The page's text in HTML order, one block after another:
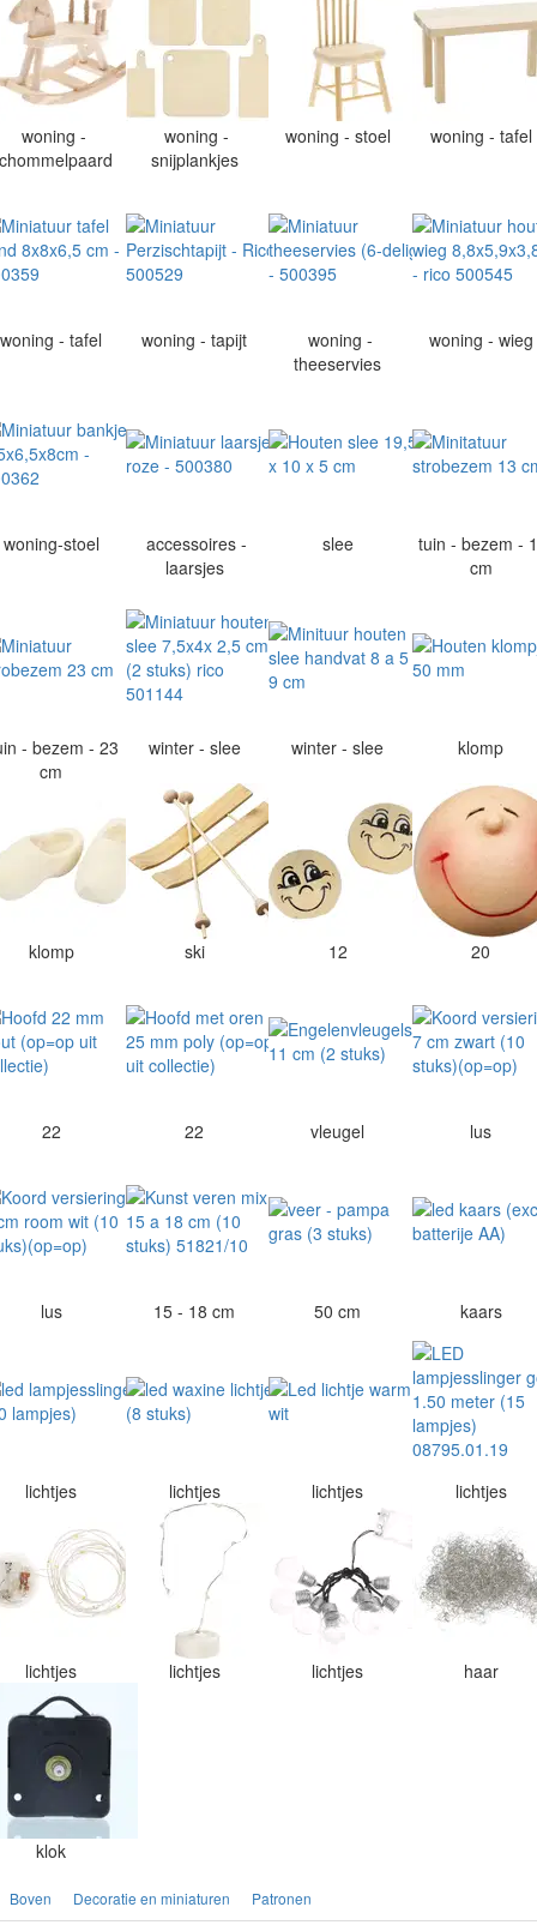
woning -
woning -
snijplankjes
woning - stoel woning - tafel
woning - tafel woning - tapijt
woning -
theeservies
woning - wieg
woning-stoel
accessoires -
laarsjes
slee
tuin - bezem -
cm
- bezem - 23
cm
winter - slee winter - slee klomp
klomp ski 12 20
22 22 vleugel lus
lus 15 - 18 cm 50 cm kaars
lichtjes lichtjes lichtjes lichtjes
lichtjes lichtjes lichtjes haar
klok
Boven Decoratie en miniaturen Patronen